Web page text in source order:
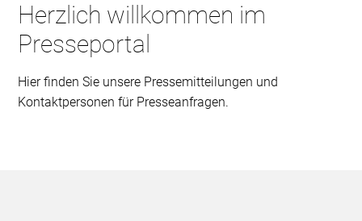
Herzlich willkommen im
Presseportal
Hier finden Sie unsere Pressemitteilungen und
Kontaktpersonen für Presseanfragen.